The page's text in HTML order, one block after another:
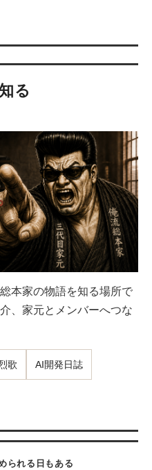
る
本家の物語を知る場所で
、家元とメンバーへつな
歌 AI開発日誌
られる日もある